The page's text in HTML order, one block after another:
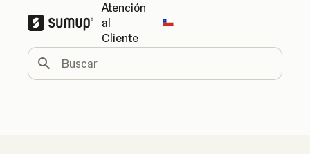
Atención
al
Cliente
Change country
Buscar